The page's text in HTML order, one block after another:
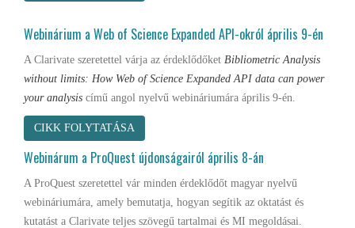
Webinárium a Web of Science Expanded API-okról április 9-én
A Clarivate szeretettel várja az érdeklődőket Bibliometric Analysis
without limits: How Web of Science Expanded API data can power
your analysis című angol nyelvű webináriumára április 9-én.
CIKK FOLYTATÁSA
Webinárum a ProQuest újdonságairól április 8-án
A ProQuest szeretettel vár minden érdeklődőt magyar nyelvű
webináriumára, amely bemutatja, hogyan segítik az oktatást és
kutatást a Clarivate teljes szövegű tartalmai és MI megoldásai.